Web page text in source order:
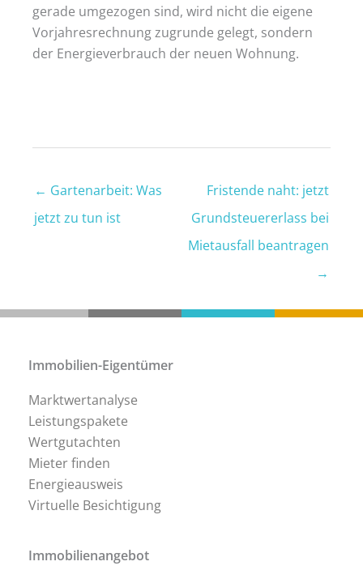
gerade umgezogen sind, wird nicht die eigene
Vorjahresrechnung zugrunde gelegt, sondern
der Energieverbrauch der neuen Wohnung.
← Gartenarbeit: Was
jetzt zu tun ist
Fristende naht: jetzt
Grundsteuererlass bei
Mietausfall beantragen
→
Immobilien-Eigentümer
Marktwertanalyse
Leistungspakete
Wertgutachten
Mieter finden
Energieausweis
Virtuelle Besichtigung
Immobilienangebot